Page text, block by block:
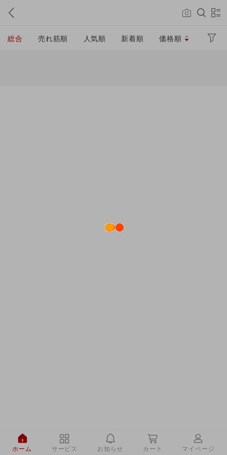
総合 売れ筋順 人気順 新着順 価格順
ホーム サービス お知らせ カート マイページ